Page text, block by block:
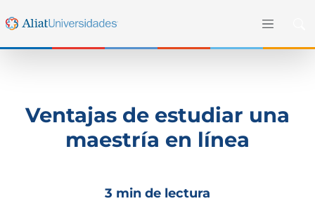
Ventajas de estudiar una
maestría en línea
3 min de lectura